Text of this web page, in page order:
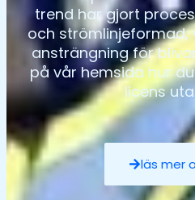
trend har gjort
och strömlinjeformad,
ansträngning för
på vår hemsida hur
licens
läs mer